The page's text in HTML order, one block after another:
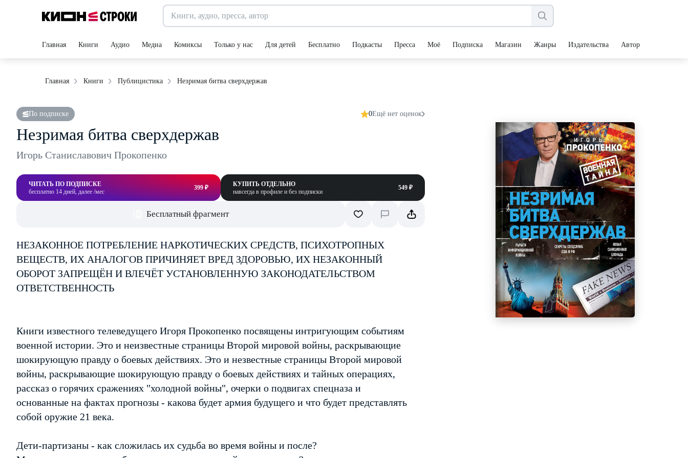
Главная Книги Аудио Медиа Комиксы Только у нас Для детей Бесплатно Подкасты Пресса Моё Подписка Магазин Жанры Издательства Авторы
Главная Книги Публицистика Незримая битва сверхдержав
По подписке 0Ещё нет оценок
Незримая битва сверхдержав
Игорь Станиславович Прокопенко
ЧИТАТЬ ПО ПОДПИСКЕ
бесплатно 14 дней, далее /мес
399 ₽
КУПИТЬ ОТДЕЛЬНО
навсегда в профиле и без подписки
549 ₽
Бесплатный фрагмент
НЕЗАКОННОЕ ПОТРЕБЛЕНИЕ НАРКОТИЧЕСКИХ СРЕДСТВ, ПСИХОТРОПНЫХ
ВЕЩЕСТВ, ИХ АНАЛОГОВ ПРИЧИНЯЕТ ВРЕД ЗДОРОВЬЮ, ИХ НЕЗАКОННЫЙ
ОБОРОТ ЗАПРЕЩЁН И ВЛЕЧЁТ УСТАНОВЛЕННУЮ ЗАКОНОДАТЕЛЬСТВОМ
ОТВЕТСТВЕННОСТЬ
Книги известного телеведущего Игоря Прокопенко посвящены интригующим событиям
военной истории. Это и неизвестные страницы Второй мировой войны, раскрывающие
шокирующую правду о боевых действиях. Это и незвестные страницы Второй мировой
войны, раскрывающие шокирующую правду о боевых действиях и тайных операциях,
рассказ о горячих сражениях "холодной войны", очерки о подвигах спецназа и
основанные на фактах прогнозы - какова будет армия будущего и что будет представлять
собой оружие 21 века.
Дети-партизаны - как сложилась их судьба во время войны и после?